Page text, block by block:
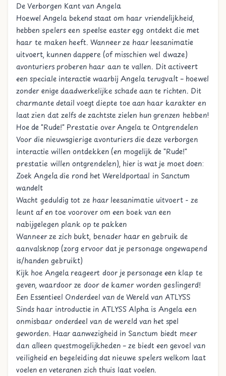
De Verborgen Kant van Angela
Hoewel Angela bekend staat om haar vriendelijkheid,
hebben spelers een speelse easter egg ontdekt die met
haar te maken heeft. Wanneer ze haar leesanimatie
uitvoert, kunnen dappere (of misschien wel dwaze)
avonturiers proberen haar aan te vallen. Dit activeert
een speciale interactie waarbij Angela terugvalt – hoewel
zonder enige daadwerkelijke schade aan te richten. Dit
charmante detail voegt diepte toe aan haar karakter en
laat zien dat zelfs de zachtste zielen hun grenzen hebben!
Hoe de "Rude!" Prestatie over Angela te Ontgrendelen
Voor die nieuwsgierige avonturiers die deze verborgen
interactie willen ontdekken (en mogelijk de "Rude!"
prestatie willen ontgrendelen), hier is wat je moet doen:
Zoek Angela die rond het Wereldportaal in Sanctum
wandelt
Wacht geduldig tot ze haar leesanimatie uitvoert - ze
leunt af en toe voorover om een boek van een
nabijgelegen plank op te pakken
Wanneer ze zich bukt, benader haar en gebruik de
aanvalsknop (zorg ervoor dat je personage ongewapend
is/handen gebruikt)
Kijk hoe Angela reageert door je personage een klap te
geven, waardoor ze door de kamer worden geslingerd!
Een Essentieel Onderdeel van de Wereld van ATLYSS
Sinds haar introductie in ATLYSS Alpha is Angela een
onmisbaar onderdeel van de wereld van het spel
geworden. Haar aanwezigheid in Sanctum biedt meer
dan alleen questmogelijkheden – ze biedt een gevoel van
veiligheid en begeleiding dat nieuwe spelers welkom laat
voelen en veteranen zich thuis laat voelen.